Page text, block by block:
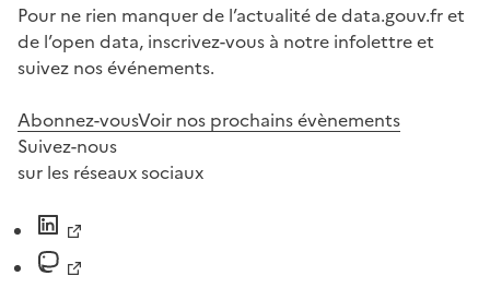
Pour ne rien manquer de l’actualité de data.gouv.fr et
de l’open data, inscrivez-vous à notre infolettre et
suivez nos événements.
Abonnez-vousVoir nos prochains évènements
Suivez-nous
sur les réseaux sociaux